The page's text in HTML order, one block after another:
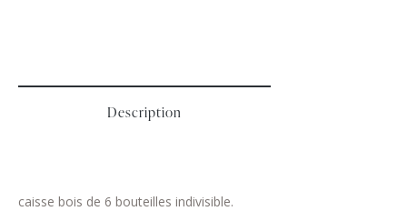
Description
caisse bois de 6 bouteilles indivisible.